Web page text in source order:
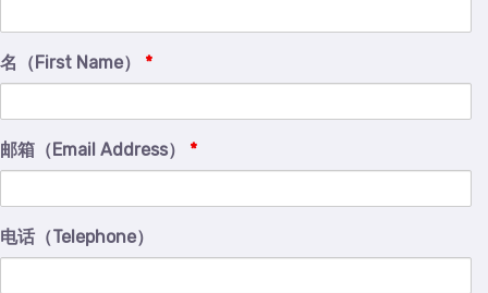
名（First Name） *
邮箱（Email Address） *
电话（Telephone）